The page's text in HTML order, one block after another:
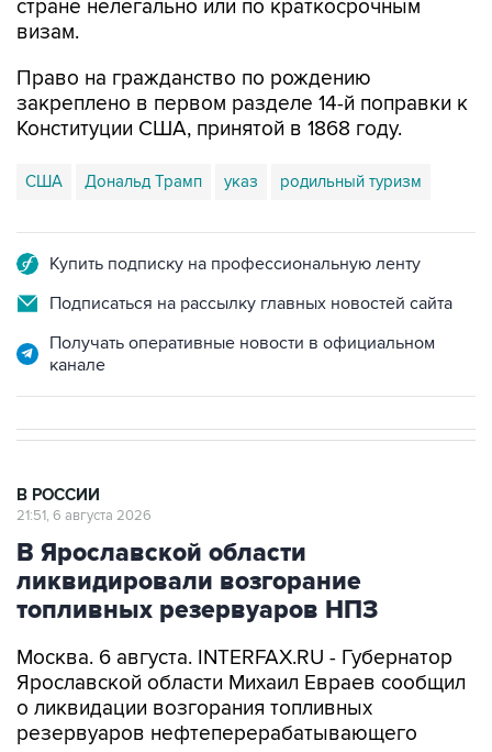
Право на гражданство по рождению
Конституции США, принятой в 1868 году.
США Дональд Трамп указ родильный туризм
Подписаться на рассылку главных новостей сайта
Получать оперативные новости в официальном
канале
В Ярославской области
ликвидировали возгорание
топливных резервуаров НПЗ
Москва. 6 августа. INTERFAX.RU - Губернатор
о ликвидации возгорания топливных
резервуаров нефтеперерабатывающего
завода, загоревшихся в результатепадения
обломковбеспилотников.